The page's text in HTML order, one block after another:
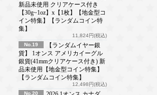
新品未使用 クリアケース付き
【30g~1oz】x【1枚】【地金型コ
イン特集】【ランダムコイン特
集】
11,824円(税込)
No.19
【ランダムイヤー銀
貨】 1オンス アメリカイーグル
銀貨(41mmクリアケース付き) 新
品未使用【地金型コイン特集】
【ランダムコイン特集】
12,498円(税込)
No.20